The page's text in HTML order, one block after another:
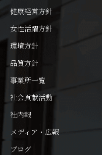
健康経営方針
女性活躍方針
環境方針
品質方針
事業所一覧
社会貢献活動
社内報
メディア・広報
ブログ